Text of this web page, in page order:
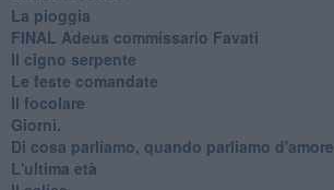
La pioggia
FINAL Adeus commissario Favati
Il cigno serpente
Le feste comandate
Il focolare
Giorni.
Di cosa parliamo, quando parliamo d'amore
L'ultima età